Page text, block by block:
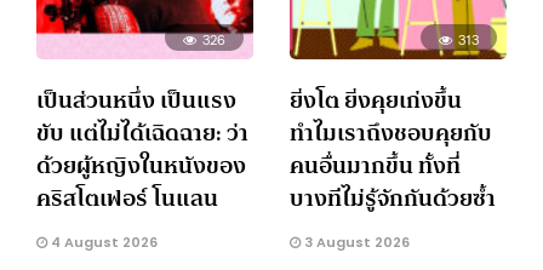
326
เป็นส่วนหนึ่ง เป็นแรง
ขับ แต่ไม่ได้เฉิดฉาย: ว่า
ด้วยผู้หญิงในหนังของ
คริสโตเฟอร์ โนแลน
4 August 2026
313
ยิ่งโต ยิ่งคุยเก่งขึ้น
ทำไมเราถึงชอบคุยกับ
คนอื่นมากขึ้น ทั้งที่
บางทีไม่รู้จักกันด้วยซ้ำ
3 August 2026